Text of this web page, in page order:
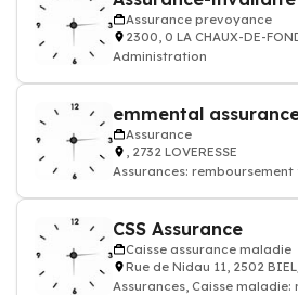
Assurance prevoyance
2300, 0 LA CHAUX-DE-
Administration
emmental
Assurance
, 2732 LOVERESSE
Assurances:
CSS Assurance
Caisse assurance maladie
Rue de Nidau 11, 2502
Assurances, Caisse